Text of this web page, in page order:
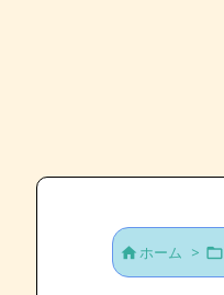
ホーム > 